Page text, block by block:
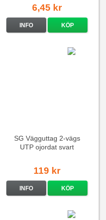
6,45 kr
INFO KÖP
SG Vägguttag 2-vägs
UTP ojordat svart
119 kr
INFO KÖP